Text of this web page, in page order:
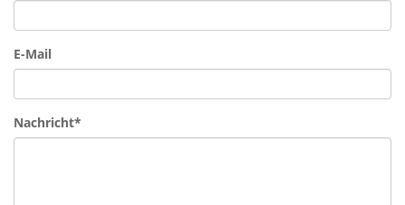
E-Mail
Nachricht*